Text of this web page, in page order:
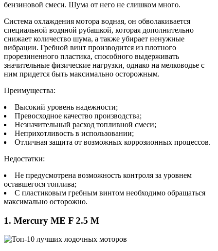
бензиновой смеси. Шума от него не слишком много.
Система охлаждения мотора водная, он обволакивается
специальной водяной рубашкой, которая дополнительно
снижает количество шума, а также убирает ненужные
вибрации. Гребной винт производится из плотного
прорезиненного пластика, способного выдерживать
значительные физические нагрузки, однако на мелководье с
ним придется быть максимально осторожным.
Преимущества:
Высокий уровень надежности;
Превосходное качество производства;
Незначительный расход топливной смеси;
Неприхотливость в использовании;
Отличная защита от возможных коррозионных процессов.
Недостатки:
Не предусмотрена возможность контроля за уровнем
оставшегося топлива;
С пластиковым гребным винтом необходимо обращаться
максимально осторожно.
1. Mercury ME F 2.5 M